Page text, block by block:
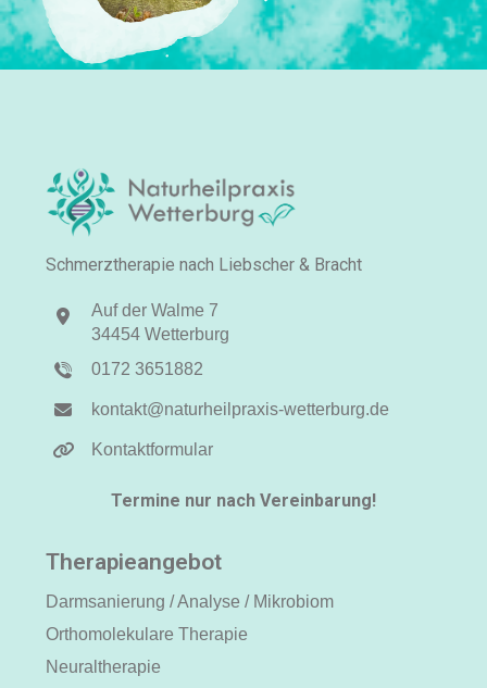
Schmerztherapie nach Liebscher & Bracht
Auf der Walme 7
34454 Wetterburg
0172 3651882
kontakt@naturheilpraxis-wetterburg.de
Kontaktformular
Termine nur nach Vereinbarung!
Therapieangebot
Darmsanierung / Analyse / Mikrobiom
Orthomolekulare Therapie
Neuraltherapie